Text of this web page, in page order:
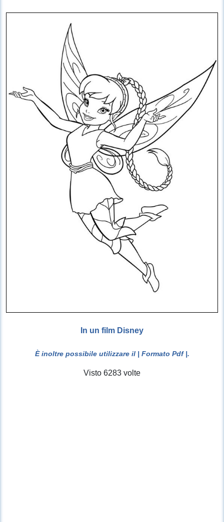
In un film Disney
È inoltre possibile utilizzare il | Formato Pdf |.
Visto 6283 volte